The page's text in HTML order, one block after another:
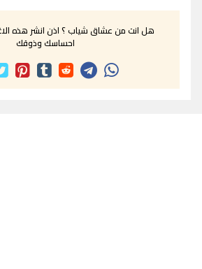
هل انت من عشاق شياب ؟ اذن انشر هذه
احساسك وذوقك